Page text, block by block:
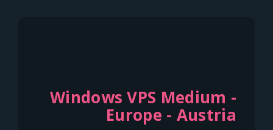
Windows VPS Medium -
Europe - Austria